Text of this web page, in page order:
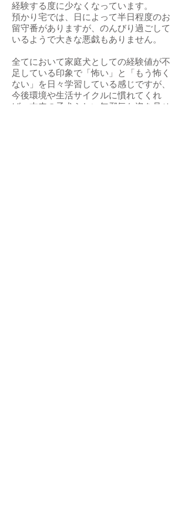
経験する度に少なくなっています。
預かり宅では、日によって半日程度のお
留守番がありますが、のんびり過ごして
いるようで大きな悪戯もありません。
全てにおいて家庭犬としての経験値が不
足している印象で「怖い」と「もう怖く
ない」を日々学習している感じですが、
今後環境や生活サイクルに慣れてくれ
ば、本来の子犬らしい無邪気な姿を見せ